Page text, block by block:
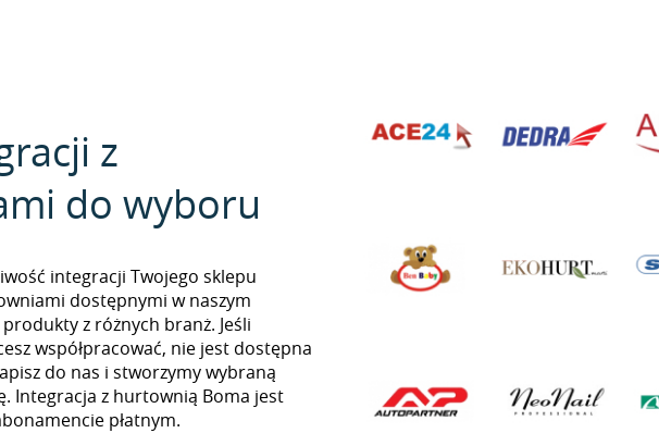
z
do wyboru
integracji Twojego sklepu
dostępnymi w naszym
z różnych branż. Jeśli
współpracować, nie jest dostępna
do nas i stworzymy wybraną
Integracja z hurtownią Boma jest
płatnym.